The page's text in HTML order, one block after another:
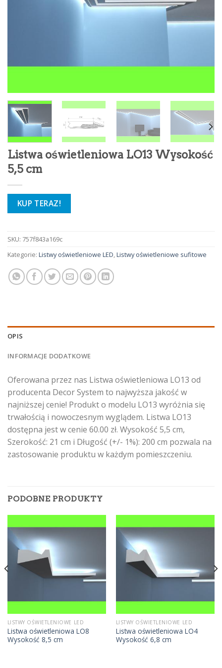
Listwa oświetleniowa LO13 Wysokość
5,5 cm
KUP TERAZ!
SKU: 757f843a169c
Kategorie: Listwy oświetleniowe LED,Listwy oświetleniowe sufitowe
OPIS
INFORMACJE DODATKOWE
Oferowana przez nas Listwa oświetleniowa LO13 od
producenta Decor System to najwyższa jakość w
najniższej cenie! Produkt o modelu LO13 wyróżnia się
trwałością i nowoczesnym wyglądem. Listwa LO13
dostępna jest w cenie 60.00 zł. Wysokość 5,5 cm,
Szerokość: 21 cm i Długość (+/- 1%): 200 cm pozwala na
zastosowanie produktu w każdym pomieszczeniu.
PODOBNE PRODUKTY
LISTWY OŚWIETLENIOWE LED
Listwa oświetleniowa LO8
Wysokość 8,5 cm
LISTWY OŚWIETLENIOWE LED
Listwa oświetleniowa LO4
Wysokość 6,8 cm